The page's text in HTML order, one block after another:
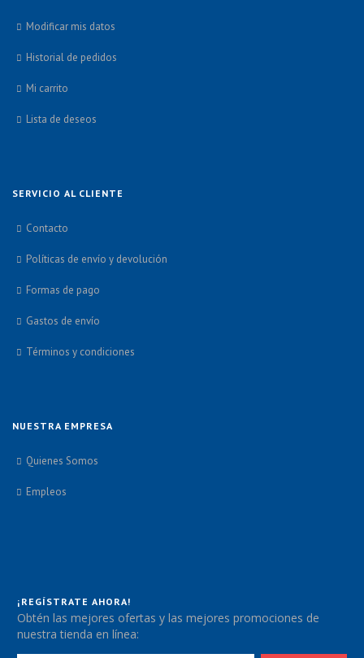
Modificar mis datos
Historial de pedidos
Mi carrito
Lista de deseos
SERVICIO AL CLIENTE
Contacto
Políticas de envío y devolución
Formas de pago
Gastos de envío
Términos y condiciones
NUESTRA EMPRESA
Quienes Somos
Empleos
¡REGÍSTRATE AHORA!
Obtén las mejores ofertas y las mejores promociones de
nuestra tienda en línea: